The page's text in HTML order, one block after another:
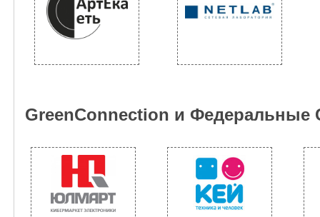
GreenConnection и Федеральные